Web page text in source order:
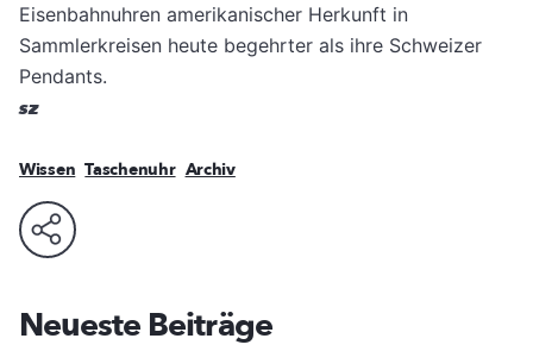
Eisenbahnuhren amerikanischer Herkunft in
Sammlerkreisen heute begehrter als ihre Schweizer
Pendants.
sz
Wissen Taschenuhr Archiv
Neueste Beiträge